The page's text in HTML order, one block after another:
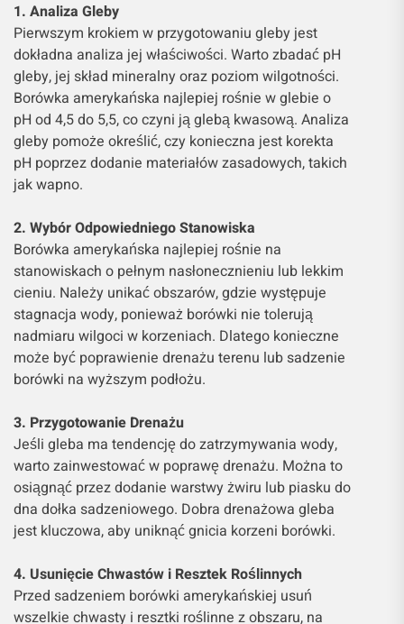
1. Analiza Gleby
Pierwszym krokiem w przygotowaniu gleby jest
dokładna analiza jej właściwości. Warto zbadać pH
gleby, jej skład mineralny oraz poziom wilgotności.
Borówka amerykańska najlepiej rośnie w glebie o
pH od 4,5 do 5,5, co czyni ją glebą kwasową. Analiza
gleby pomoże określić, czy konieczna jest korekta
pH poprzez dodanie materiałów zasadowych, takich
jak wapno.
2. Wybór Odpowiedniego Stanowiska
Borówka amerykańska najlepiej rośnie na
stanowiskach o pełnym nasłonecznieniu lub lekkim
cieniu. Należy unikać obszarów, gdzie występuje
stagnacja wody, ponieważ borówki nie tolerują
nadmiaru wilgoci w korzeniach. Dlatego konieczne
może być poprawienie drenażu terenu lub sadzenie
borówki na wyższym podłożu.
3. Przygotowanie Drenażu
Jeśli gleba ma tendencję do zatrzymywania wody,
warto zainwestować w poprawę drenażu. Można to
osiągnąć przez dodanie warstwy żwiru lub piasku do
dna dołka sadzeniowego. Dobra drenażowa gleba
jest kluczowa, aby uniknąć gnicia korzeni borówki.
4. Usunięcie Chwastów i Resztek Roślinnych
Przed sadzeniem borówki amerykańskiej usuń
wszelkie chwasty i resztki roślinne z obszaru, na